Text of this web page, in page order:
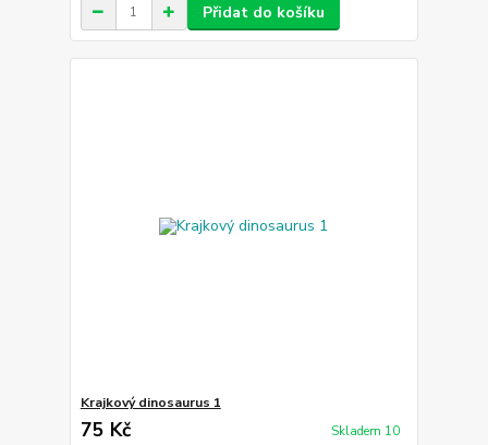
Přidat do košíku
Krajkový dinosaurus 1
75 Kč Skladem 10